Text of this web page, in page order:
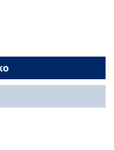
opisanych w